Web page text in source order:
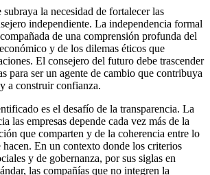
la necesidad de fortalecer las
independiente. La independencia formal
de una comprensión profunda del
y de los dilemas éticos que
El consejero del futuro debe trascender
para ser un agente de cambio que contribuya
a construir confianza.
es el desafío de la transparencia. La
las empresas depende cada vez más de la
que comparten y de la coherencia entre lo
En un contexto donde los criterios
y de gobernanza, por sus siglas en
las compañías que no integren la